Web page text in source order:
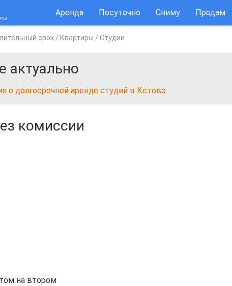
Аренда Посуточно Сниму Продам
срок / Квартиры / Студии
актуально
о долгосрочной аренде студий в Кстово
комиссии
нa втоpом